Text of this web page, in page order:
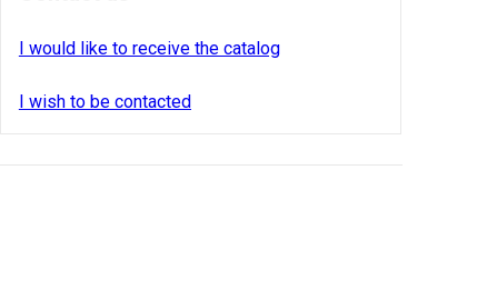
I would like to receive the catalog
I wish to be contacted